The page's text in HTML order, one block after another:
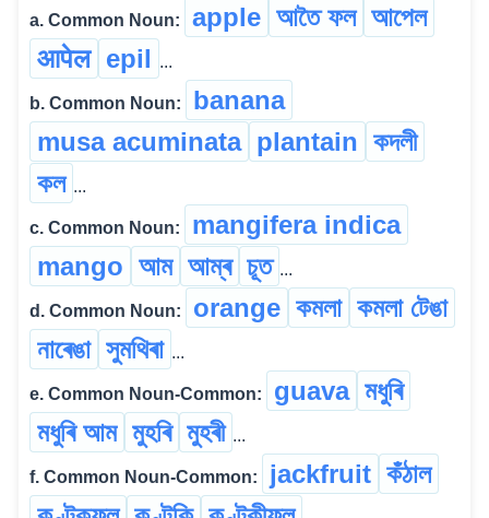
a. Common Noun: apple আতৈ ফল আপেল
आपेल epil ...
b. Common Noun:
banana
musa acuminata plantain কদলী
কল ...
c. Common Noun:
mangifera indica
mango আম আম্ৰ চূত ...
d. Common Noun: orange কমলা কমলা টেঙা
নাৰেঙা সুমথিৰা ...
e. Common Noun-Common: guava মধুৰি
মধুৰি আম মুহৰি মুহৰী ...
f. Common Noun-Common: jackfruit কঁঠাল